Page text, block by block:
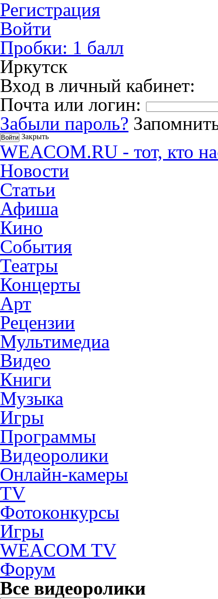
Регистрация
Войти
Пробки: 1 балл
Иркутск
Вход в личный кабинет:
Почта или логин:
Забыли пароль?
Закрыть
WEACOM.RU - тот, кто
Новости
Статьи
Афиша
Кино
События
Театры
Концерты
Арт
Рецензии
Мультимедиа
Видео
Книги
Музыка
Игры
Программы
Видеоролики
Онлайн-камеры
TV
Фотоконкурсы
Игры
WEACOM TV
Форум
Все видеоролики